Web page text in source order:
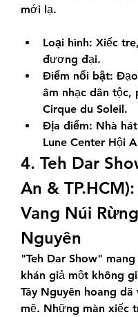
mới lạ.
Loại hình: Xiếc
đương đại.
Điểm nổi bật:
âm nhạc dân tộc,
Cirque du Soleil.
Địa điểm: Nhà
Lune Center Hội
4. Teh Dar
An &
Vang Núi
Nguyên
"Teh Dar Show"
khán giả một không
Tây Nguyên hoang dã
mẽ. Những màn xiếc